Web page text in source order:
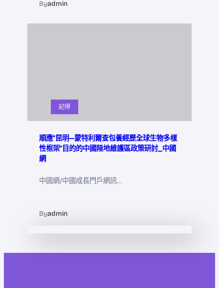
Byadmin
記得
順應“昆明—蒙特利爾查包養經歷全球生物多樣
性框架”目的的中國陸地維護區政策研討_中國
網
中國網/中國成長門戶網訊…
Byadmin